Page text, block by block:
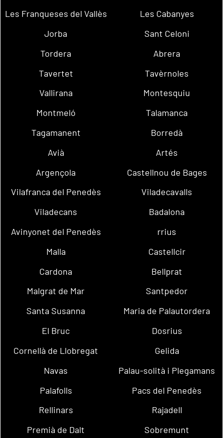
Les Franqueses del Vallès
Les Cabanyes
Jorba
Sant Celoni
Tordera
Abrera
Tavertet
Tavèrnoles
Vallirana
Montesquiu
Montmeló
Talamanca
Tagamanent
Borredà
Avià
Artés
Argençola
Castellnou de Bages
Vilafranca del Penedès
Viladecavalls
Viladecans
Badalona
Avinyonet del Penedès
rrius
Malla
Castellcir
Cardona
Bellprat
Malgrat de Mar
Santpedor
Santa Susanna
Maria de Palautordera
El Bruc
Dosrius
Cornellà de Llobregat
Gelida
Navas
Palau-solità i Plegamans
Palafolls
Pacs del Penedès
Rellinars
Rajadell
Premià de Dalt
Sobremunt